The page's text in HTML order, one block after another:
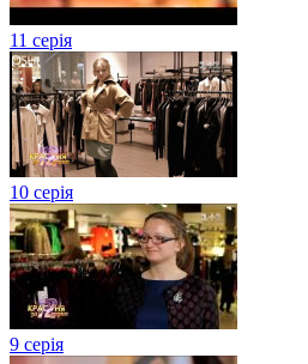
11 серія
10 серія
9 серія